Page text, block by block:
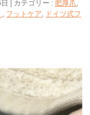
カテゴリー : 肥厚爪,
, フットケア, ドイツ式フ